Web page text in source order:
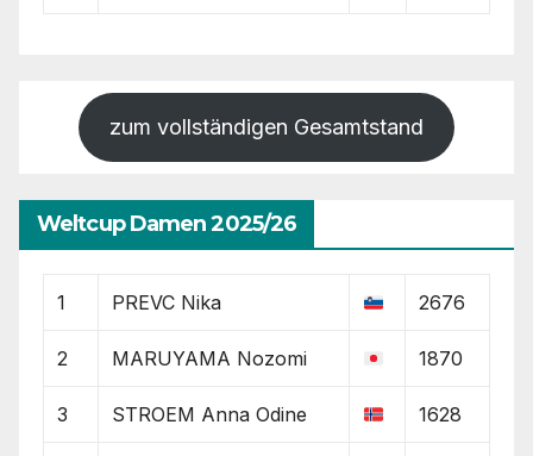
zum vollständigen Gesamtstand
Weltcup Damen 2025/26
1 PREVC Nika 2676
2 MARUYAMA Nozomi 1870
3 STROEM Anna Odine 1628